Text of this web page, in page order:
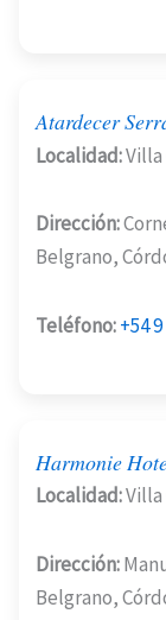
Atardecer
Localidad:Villa
Dirección:
Belgrano,
Teléfono:+54
Harmonie
Localidad:Villa
Dirección:
Belgrano,